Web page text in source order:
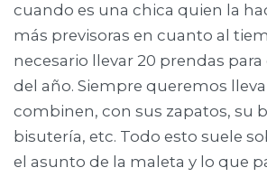
cuando es una chica quien la
más previsoras en cuanto al
necesario llevar 20 prendas
del año. Siempre queremos
combinen, con sus zapatos, su
bisutería, etc. Todo esto suele
el asunto de la maleta y lo que